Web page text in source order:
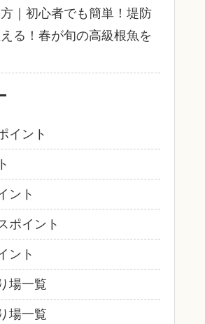
｜初心者でも簡単！堤防
る！春が旬の高級根魚を
イント
ント
ポイント
ント
場一覧
場一覧